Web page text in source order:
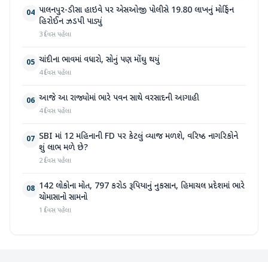
04 પાલનપુર-ડીસા હાઇવે પર એસઓજી પોલીસે 19.80 લાખનું મોર્ફિન
હિરોઈન ઝડપી પાડ્યું
3 દિવસ પહેલા
05 ચાંદીના ભાવમાં વધારો, સોનું પણ મોંઘુ થયું
4 દિવસ પહેલા
06 આજે આ રાજ્યોમાં ભારે પવન સાથે વરસાદની આગાહી
4 દિવસ પહેલા
07 SBI માં 12 મહિનાની FD પર કેટલું વ્યાજ મળશે, વરિષ્ઠ નાગરિકોને
શું લાભ મળે છે?
2 દિવસ પહેલા
08 142 લોકોના મોત, 797 કરોડ રૂપિયાનું નુકસાન, હિમાચલ પ્રદેશમાં ભારે
ચોમાસાનો સામનો
1 દિવસ પહેલા